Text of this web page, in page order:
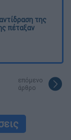
της
πέταξαν
επόμενο
άρθρο